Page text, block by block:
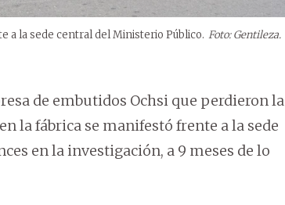
a la sede central del Ministerio Público. Foto: Gentileza.
de embutidos Ochsi que perdieron la
la fábrica se manifestó frente a la sede
en la investigación, a 9 meses de lo